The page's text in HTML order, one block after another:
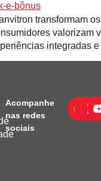
transformam
integradas
Acompanhe
nas redes
sociais